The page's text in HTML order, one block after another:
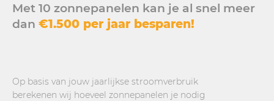
Met 10 zonnepanelen kan je al snel meer
dan €1.500 per jaar besparen!
Op basis van jouw jaarlijkse stroomverbruik
berekenen wij hoeveel zonnepanelen je nodig